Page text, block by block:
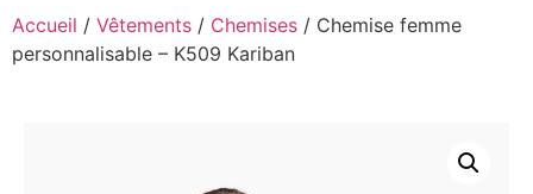
Accueil / Vêtements / Chemises / Chemise femme
personnalisable – K509 Kariban